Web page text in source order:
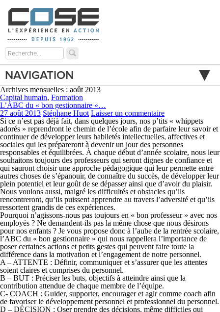
NAVIGATION
Archives mensuelles : août 2013
Capital humain, Formation
L’ABC du « bon gestionnaire »…
27 août 2013 Stéphane Huot Laisser un commentaire
Si ce n’est pas déjà fait, dans quelques jours, nos p’tits « whippets
adorés » reprendront le chemin de l’école afin de parfaire leur savoir et
continuer de développer leurs habiletés intellectuelles, affectives et
sociales qui les prépareront à devenir un jour des personnes
responsables et équilibrées. À chaque début d’année scolaire, nous leur
souhaitons toujours des professeurs qui seront dignes de confiance et
qui sauront choisir une approche pédagogique qui leur permette entre
autres choses de s’épanouir, de connaître du succès, de développer leur
plein potentiel et leur goût de se dépasser ainsi que d’avoir du plaisir.
Nous voulons aussi, malgré les difficultés et obstacles qu’ils
rencontreront, qu’ils puissent apprendre au travers l’adversité et qu’ils
ressortent grandis de ces expériences.
Pourquoi n’agissons-nous pas toujours en « bon professeur » avec nos
employés ? Ne demandent-ils pas la même chose que nous désirons
pour nos enfants ? Je vous propose donc à l’aube de la rentrée scolaire,
l’ABC du « bon gestionnaire » qui nous rappellera l’importance de
poser certaines actions et petits gestes qui peuvent faire toute la
différence dans la motivation et l’engagement de notre personnel.
A – ATTENTE : Définir, communiquer et s’assurer que les attentes
soient claires et comprises du personnel.
B – BUT : Préciser les buts, objectifs à atteindre ainsi que la
contribution attendue de chaque membre de l’équipe.
C- COACH : Guider, supporter, encourager et agir comme coach afin
de favoriser le développement personnel et professionnel du personnel.
D – DÉCISION : Oser prendre des décisions, même difficiles qui